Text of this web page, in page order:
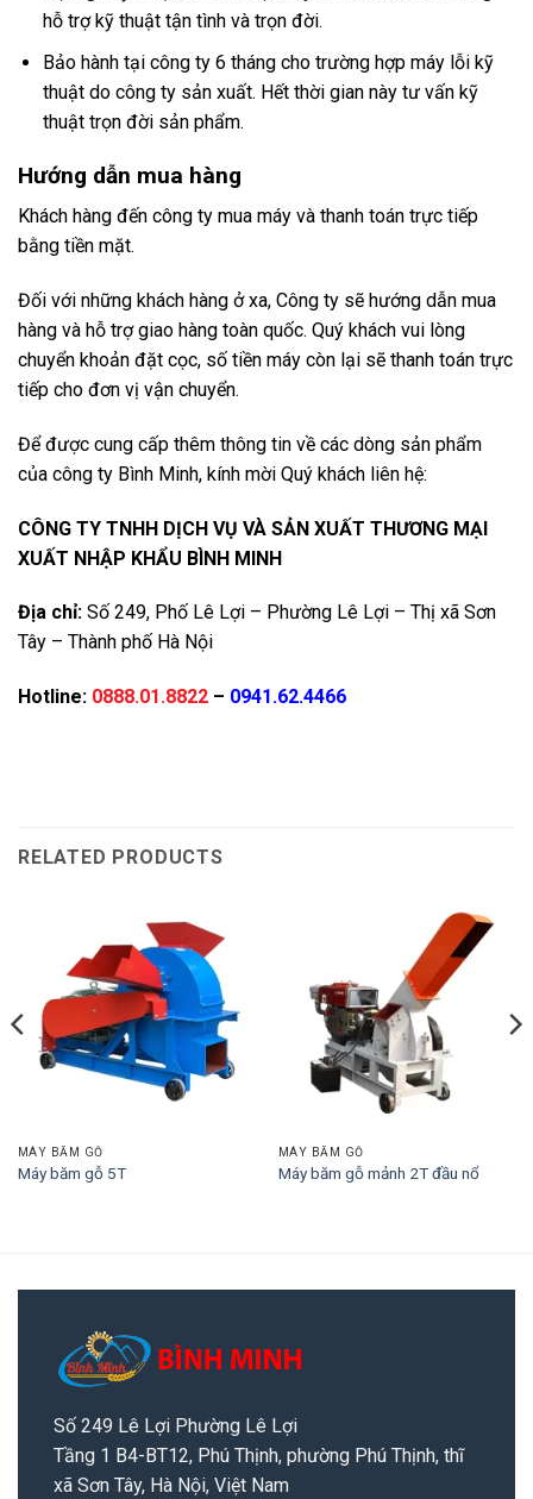
hỗ trợ kỹ thuật tận tình và trọn đời.
Bảo hành tại công ty 6 tháng cho trường hợp máy lỗi kỹ
thuật do công ty sản xuất. Hết thời gian này tư vấn kỹ
thuật trọn đời sản phẩm.
Hướng dẫn mua hàng
Khách hàng đến công ty mua máy và thanh toán trực tiếp
bằng tiền mặt.
Đối với những khách hàng ở xa, Công ty sẽ hướng dẫn mua
hàng và hỗ trợ giao hàng toàn quốc. Quý khách vui lòng
chuyển khoản đặt cọc, số tiền máy còn lại sẽ thanh toán trực
tiếp cho đơn vị vận chuyển.
Để được cung cấp thêm thông tin về các dòng sản phẩm
của công ty Bình Minh, kính mời Quý khách liên hệ:
CÔNG TY TNHH DỊCH VỤ VÀ SẢN XUẤT THƯƠNG MẠI
XUẤT NHẬP KHẨU BÌNH MINH
Địa chỉ: Số 249, Phố Lê Lợi – Phường Lê Lợi – Thị xã Sơn
Tây – Thành phố Hà Nội
Hotline: 0888.01.8822 – 0941.62.4466
RELATED PRODUCTS
MÁY BĂM GỖ
Máy băm gỗ 5T
MÁY BĂM GỖ
Máy băm gỗ mảnh 2T đầu nổ
Số 249 Lê Lợi Phường Lê Lợi
Tầng 1 B4-BT12, Phú Thịnh, phường Phú Thịnh, thĩ
xã Sơn Tây, Hà Nội, Việt Nam